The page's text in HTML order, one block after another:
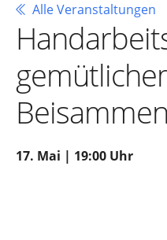
Alle Veranstaltungen
17. Mai | 19:00 Uhr